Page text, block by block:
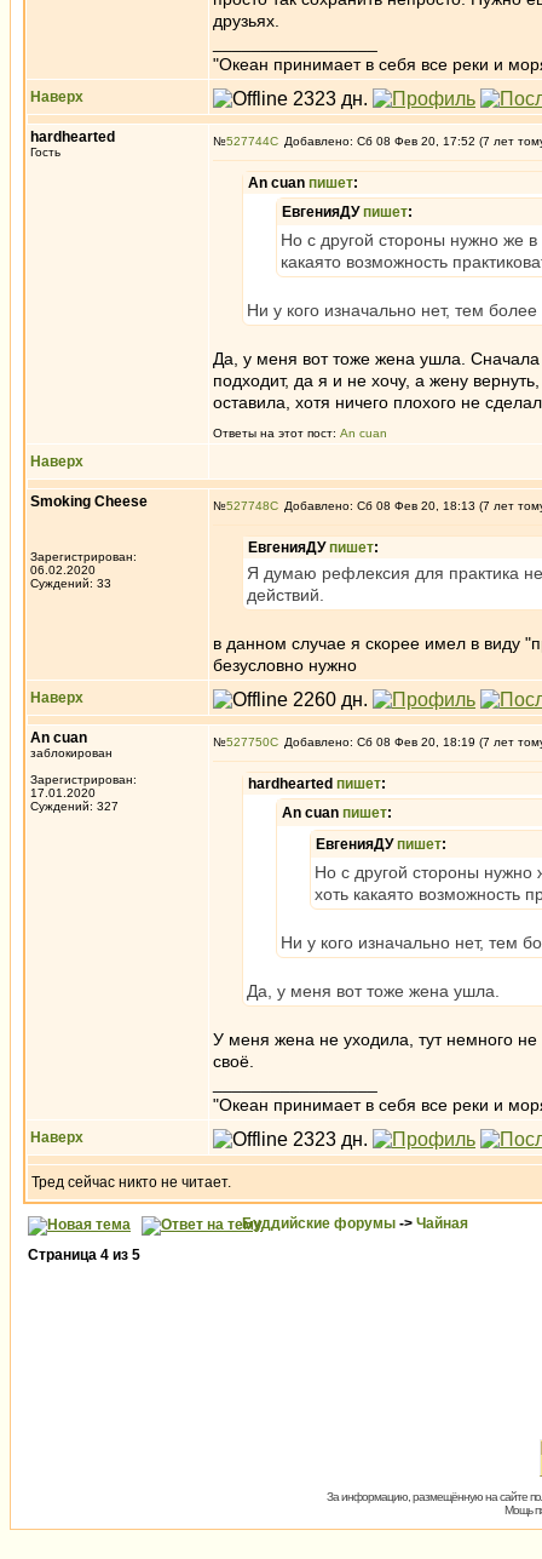
друзьях.
"Океан принимает в себя все реки и
Наверх
hardhearted
Гость
№527744 Добавлено: Сб 08 Фев 20, 17:52 (7 лет
An cuan пишет:
ЕвгенияДУпишет:
Но с другой стороны нужно же
какаято возможность
Ни у кого изначально нет, тем
Да, у меня вот тоже жена ушла. Сначала
подходит, да я и не хочу, а жену
оставила, хотя ничего плохого не
Ответы на этот пост: An cuan
Наверх
Smoking Cheese
Зарегистрирован:
06.02.2020
Суждений: 33
№527748 Добавлено: Сб 08 Фев 20, 18:13 (7 лет
ЕвгенияДУпишет:
Я думаю рефлексия для практика
действий.
в данном случае я скорее имел в виду
безусловно нужно
Наверх
An cuan
заблокирован
Зарегистрирован:
17.01.2020
Суждений: 327
№527750 Добавлено: Сб 08 Фев 20, 18:19 (7 лет
hardhearted пишет:
An cuan пишет:
ЕвгенияДУпишет:
Но с другой стороны нужно
хоть какаято возможность
Ни у кого изначально нет, тем
Да, у меня вот тоже жена ушла.
У меня жена не уходила, тут немного не
своё.
"Океан принимает в себя все реки и
Наверх
Тред сейчас никто не читает.
Буддийские форумы -> Чайная
Страница 4 из 5
За информацию, размещённую на сайте
Мощь